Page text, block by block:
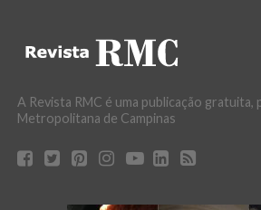
A Revista RMC é uma publicação gratuita,
Metropolitana de Campinas